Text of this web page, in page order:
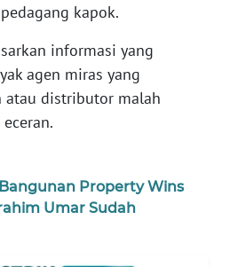
kapok.
informasi yang
agen miras yang
atau distributor malah
Property Wins
Umar Sudah